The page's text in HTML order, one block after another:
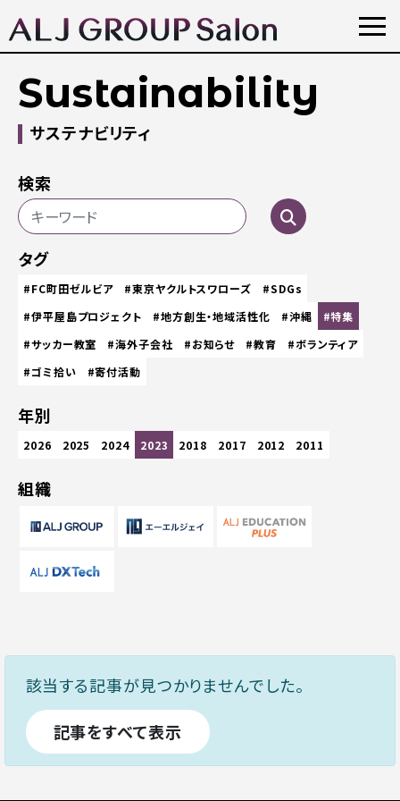
Sustainability
サステナビリティ
検索
タグ
#FC町田ゼルビア #東京ヤクルトスワローズ
#SDGs
#伊平屋島プロジェクト
#地方創生・地域活性化 #沖縄
#特集
#サッカー教室
#海外子会社 #お知らせ #教育
#ボランティア
#ゴミ拾い
#寄付活動
年別
2026 2025 2024 2023 2018 2017 2012 2011
組織
該当する記事が見つかりませんでした。
記事をすべて表示